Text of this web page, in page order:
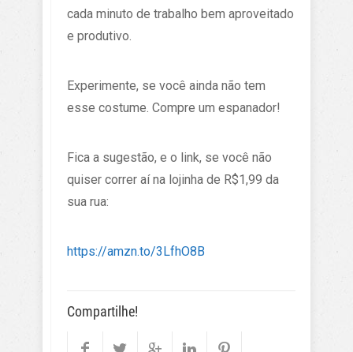
cada minuto de trabalho bem aproveitado
e produtivo.
Experimente, se você ainda não tem
esse costume. Compre um espanador!
Fica a sugestão, e o link, se você não
quiser correr aí na lojinha de R$1,99 da
sua rua:
https://amzn.to/3LfhO8B
Compartilhe!